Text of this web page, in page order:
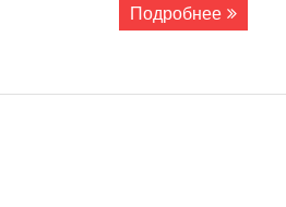
Подробнее